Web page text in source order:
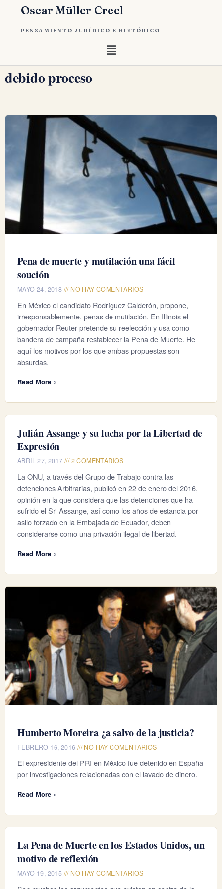
Oscar Müller Creel
PENSAMIENTO JURÍDICO E HISTÓRICO
debido proceso
Pena de muerte y mutilación una fácil
soución
MAYO 24, 2018 NO HAY COMENTARIOS
En México el candidato Rodríguez Calderón, propone,
irresponsablemente, penas de mutilación. En Illinois el
gobernador Reuter pretende su reelección y usa como
bandera de campaña restablecer la Pena de Muerte. He
aquí los motivos por los que ambas propuestas son
absurdas.
Read More »
Julián Assange y su lucha por la Libertad de
Expresión
ABRIL 27, 2017 2 COMENTARIOS
La ONU, a través del Grupo de Trabajo contra las
detenciones Arbitrarias, publicó en 22 de enero del 2016,
opinión en la que considera que las detenciones que ha
sufrido el Sr. Assange, así como los años de estancia por
asilo forzado en la Embajada de Ecuador, deben
considerarse como una privación ilegal de libertad.
Read More »
Humberto Moreira ¿a salvo de la justicia?
FEBRERO 16, 2016 NO HAY COMENTARIOS
El expresidente del PRI en México fue detenido en España
por investigaciones relacionadas con el lavado de dinero.
Read More »
La Pena de Muerte en los Estados Unidos, un
motivo de reflexión
MAYO 19, 2015 NO HAY COMENTARIOS